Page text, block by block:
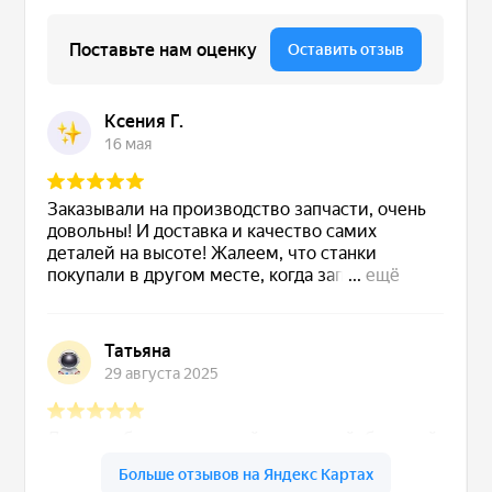
Комплекты УЦИ
Сепараторы СОЖ
Рефрактометры СОЖ